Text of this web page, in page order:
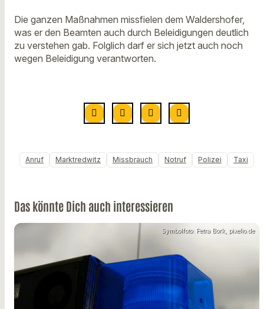
Die ganzen Maßnahmen missfielen dem Waldershofer,
was er den Beamten auch durch Beleidigungen deutlich
zu verstehen gab. Folglich darf er sich jetzt auch noch
wegen Beleidigung verantworten.
Anruf Marktredwitz Missbrauch Notruf Polizei Taxi
Das könnte Dich auch interessieren
Symbolfoto: Petra Bork, pixelio.de